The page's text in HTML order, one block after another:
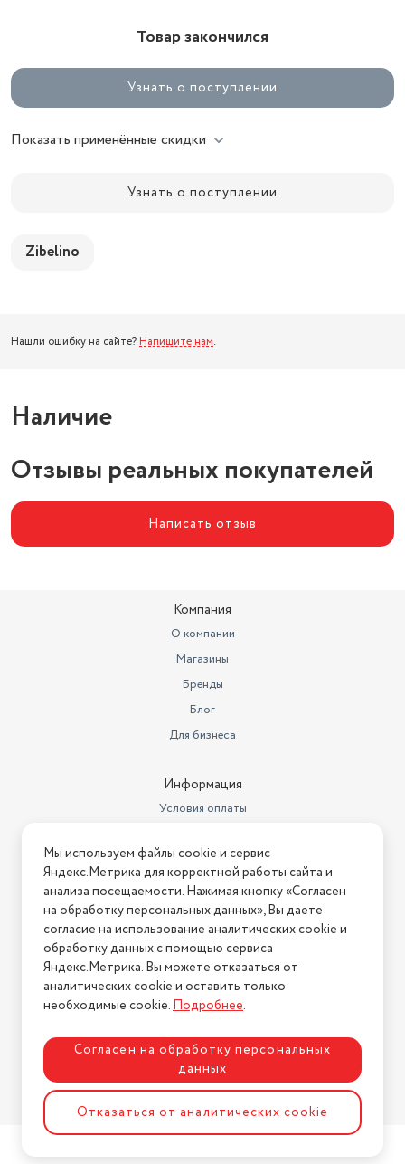
Товар закончился
Узнать о поступлении
Показать применённые скидки
Узнать о поступлении
Zibelino
Нашли ошибку на сайте? Напишите нам.
Наличие
Отзывы реальных покупателей
Написать отзыв
Компания
О компании
Магазины
Бренды
Блог
Для бизнеса
Информация
Условия оплаты
Условия возврата
Нашли ошибку на сайте? Напишите нам
2026 © Интернет-магазин "АстМаркет". У нас есть всё!
Политика конфиденциальности
Разработка сайтаASTDESIGN
Мы используем файлы cookie и сервис
Яндекс.Метрика для корректной работы сайта и
анализа посещаемости. Нажимая кнопку «Согласен
на обработку персональных данных», Вы даете
согласие на использование аналитических cookie и
обработку данных с помощью сервиса
Яндекс.Метрика. Вы можете отказаться от
аналитических cookie и оставить только
необходимые cookie.Подробнее.
Согласен на обработку персональных
данных
Отказаться от аналитических cookie